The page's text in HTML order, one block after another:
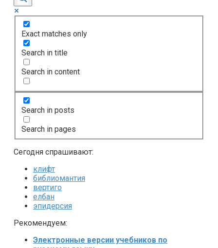
Exact matches only
Search in title
Search in content
Search in posts
Search in pages
Сегодня спрашивают:
клифт
библиомантия
вертиго
елбан
эпидерсия
Рекомендуем:
Электронные версии учебников по